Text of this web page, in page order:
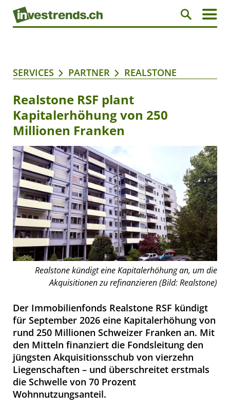
SERVICES PARTNER REALSTONE
Realstone RSF plant
Kapitalerhöhung von 250
Millionen Franken
Realstone kündigt eine Kapitalerhöhung an, um die
Akquisitionen zu refinanzieren (Bild: Realstone)
Der Immobilienfonds Realstone RSF kündigt
für September 2026 eine Kapitalerhöhung von
rund 250 Millionen Schweizer Franken an. Mit
den Mitteln finanziert die Fondsleitung den
jüngsten Akquisitionsschub von vierzehn
Liegenschaften – und überschreitet erstmals
die Schwelle von 70 Prozent
Wohnnutzungsanteil.